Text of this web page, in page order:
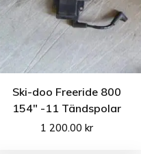
Ski-doo Freeride 800
154″ -11 Tändspolar
1 200.00kr